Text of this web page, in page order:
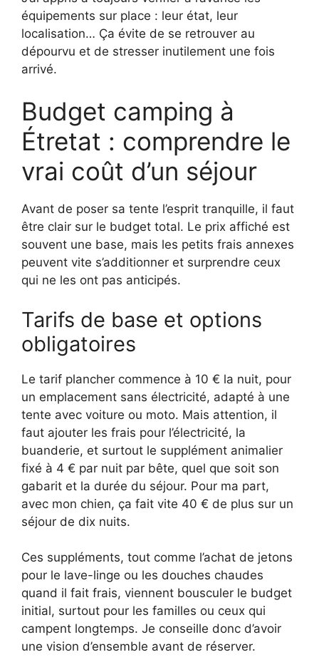
équipements sur place : leur état, leur
localisation… Ça évite de se retrouver au
dépourvu et de stresser inutilement une fois
arrivé.
Budget camping à
Étretat : comprendre le
vrai coût d’un séjour
Avant de poser sa tente l’esprit tranquille, il faut
être clair sur le budget total. Le prix affiché est
souvent une base, mais les petits frais annexes
peuvent vite s’additionner et surprendre ceux
qui ne les ont pas anticipés.
Tarifs de base et options
obligatoires
Le tarif plancher commence à 10 € la nuit, pour
un emplacement sans électricité, adapté à une
tente avec voiture ou moto. Mais attention, il
faut ajouter les frais pour l’électricité, la
buanderie, et surtout le supplément animalier
fixé à 4 € par nuit par bête, quel que soit son
gabarit et la durée du séjour. Pour ma part,
avec mon chien, ça fait vite 40 € de plus sur un
séjour de dix nuits.
Ces suppléments, tout comme l’achat de jetons
pour le lave-linge ou les douches chaudes
quand il fait frais, viennent bousculer le budget
initial, surtout pour les familles ou ceux qui
campent longtemps. Je conseille donc d’avoir
une vision d’ensemble avant de réserver.